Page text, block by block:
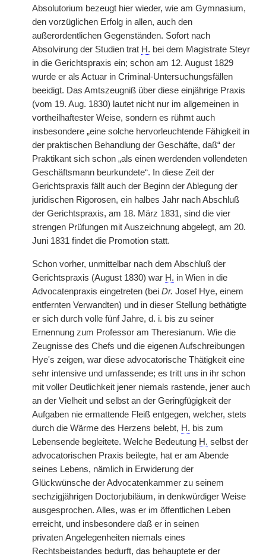
Absolutorium bezeugt hier wieder, wie am Gymnasium,
den vorzüglichen Erfolg in allen, auch den
außerordentlichen Gegenständen. Sofort nach
Absolvirung der Studien trat H. bei dem Magistrate Steyr
in die Gerichtspraxis ein; schon am 12. August 1829
wurde er als Actuar in Criminal-Untersuchungsfällen
beeidigt. Das Amtszeugniß über diese einjährige Praxis
(vom 19. Aug. 1830) lautet nicht nur im allgemeinen in
vortheilhaftester Weise, sondern es rühmt auch
insbesondere „eine solche hervorleuchtende Fähigkeit in
der praktischen Behandlung der Geschäfte, daß“ der
Praktikant sich schon „als einen werdenden vollendeten
Geschäftsmann beurkundete“. In diese Zeit der
Gerichtspraxis fällt auch der Beginn der Ablegung der
juridischen Rigorosen, ein halbes Jahr nach Abschluß
der Gerichtspraxis, am 18. März 1831, sind die vier
strengen Prüfungen mit Auszeichnung abgelegt, am 20.
Juni 1831 findet die Promotion statt.
Schon vorher, unmittelbar nach dem Abschluß der
Gerichtspraxis (August 1830) war H. in Wien in die
Advocatenpraxis eingetreten (bei Dr. Josef Hye, einem
entfernten Verwandten) und in dieser Stellung bethätigte
er sich durch volle fünf Jahre, d. i. bis zu seiner
Ernennung zum Professor am Theresianum. Wie die
Zeugnisse des Chefs und die eigenen Aufschreibungen
Hye's zeigen, war diese advocatorische Thätigkeit eine
sehr intensive und umfassende; es tritt uns in ihr schon
mit voller Deutlichkeit jener niemals rastende, jener auch
an der Vielheit und selbst an der Geringfügigkeit der
Aufgaben nie ermattende Fleiß entgegen, welcher, stets
durch die Wärme des Herzens belebt, H. bis zum
Lebensende begleitete. Welche Bedeutung H. selbst der
advocatorischen Praxis beilegte, hat er am Abende
seines Lebens, nämlich in Erwiderung der
Glückwünsche der Advocatenkammer zu seinem
sechzigjährigen Doctorjubiläum, in denkwürdiger Weise
ausgesprochen. Alles, was er im öffentlichen Leben
erreicht, und insbesondere daß er in seinen
privaten Angelegenheiten niemals eines
Rechtsbeistandes bedurft, das behauptete er der